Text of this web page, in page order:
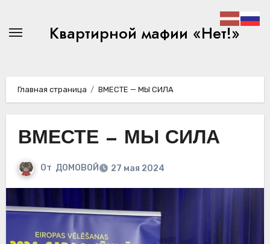
содержимомуКвартирной мафии «Нет!»
Главная страница ВМЕСТЕ — МЫ СИЛА
ВМЕСТЕ — МЫ СИЛА
От ДОМОВОЙ 27 мая 2024